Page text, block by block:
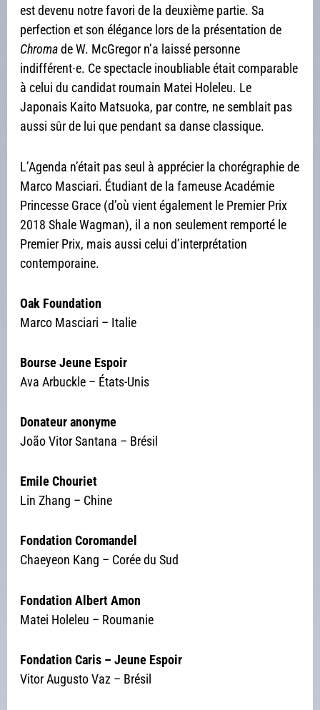
est devenu notre favori de la deuxième partie. Sa
perfection et son élégance lors de la présentation de
Chromade W. McGregor n’a laissé personne
indifférent∙e. Ce spectacle inoubliable était comparable
à celui du candidat roumain Matei Holeleu. Le
Japonais Kaito Matsuoka, par contre, ne semblait pas
aussi sûr de lui que pendant sa danse classique.
L’Agenda n’était pas seul à apprécier la chorégraphie de
Marco Masciari. Étudiant de la fameuse Académie
Princesse Grace (d’où vient également le Premier Prix
2018 Shale Wagman), il a non seulement remporté le
Premier Prix, mais aussi celui d’interprétation
contemporaine.
Oak Foundation
Marco Masciari – Italie
Bourse Jeune Espoir
Ava Arbuckle – États-Unis
Donateur anonyme
João Vitor Santana – Brésil
Emile Chouriet
Lin Zhang – Chine
Fondation Coromandel
Chaeyeon Kang – Corée du Sud
Fondation Albert Amon
Matei Holeleu – Roumanie
Fondation Caris – Jeune Espoir
Vitor Augusto Vaz – Brésil